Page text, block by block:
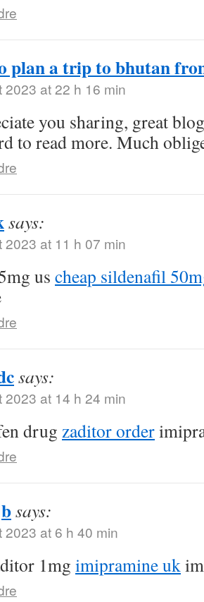
plan a trip to bhutan
2023 at 22 h 16 min
you sharing, great
to read more. Much
says:
2023 at 11 h 07 min
us cheap sildenafil
says:
2023 at 14 h 24 min
drug zaditor order
says:
2023 at 6 h 40 min
1mg imipramine uk